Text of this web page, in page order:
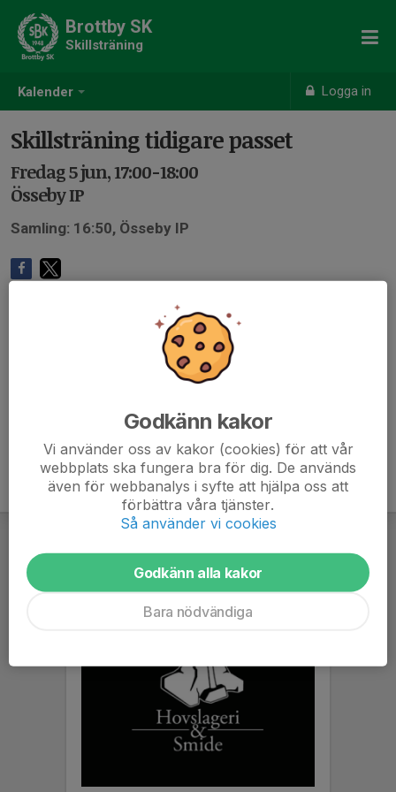
Kalender Logga in
Brottby SK
Skillsträning
Skillsträning tidigare passet
Fredag 5 jun, 17:00-18:00
Össeby IP
Samling: 16:50, Össeby IP
Godkänn kakor
Vi använder oss av kakor (cookies) för att vår
webbplats ska fungera bra för dig. De används
även för webbanalys i syfte att hjälpa oss att
förbättra våra tjänster.
Så använder vi cookies
Godkänn alla kakor
Bara nödvändiga